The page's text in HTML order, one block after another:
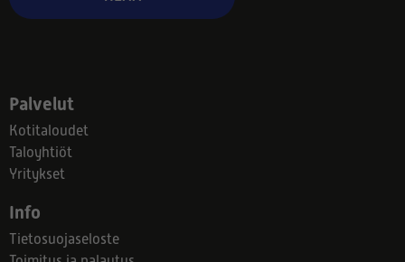
Palvelut
Kotitaloudet
Taloyhtiöt
Yritykset
Info
Tietosuojaseloste